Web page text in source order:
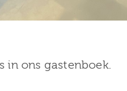
in ons gastenboek.